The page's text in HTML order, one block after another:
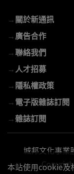
E-
mail
→關於新通訊
→廣告合作
→聯絡我們
→ 人才招募
→隱私權政策
→電子版雜誌訂閱
→雜誌訂閱
城邦文化事業
本站使用cookie及